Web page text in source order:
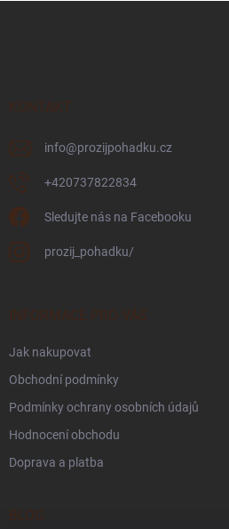
info@prozijpohadku.cz
+420737822834
Sledujte nás na Facebooku
prozij_pohadku/
Jak nakupovat
Obchodní podmínky
Podmínky ochrany osobních údajů
Hodnocení obchodu
Doprava a platba
BLOG